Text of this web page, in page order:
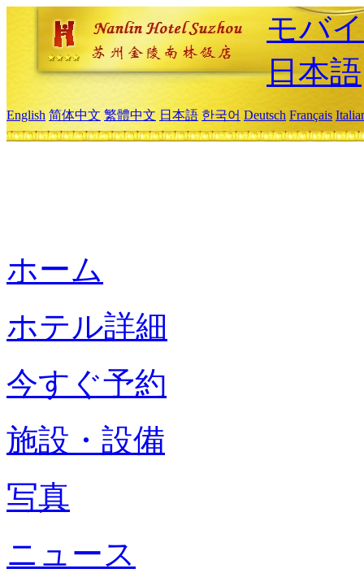
モバ
日本語
English 简体中文 繁體中文 日本語 한국어 Deutsch Français
ホーム
ホテル詳細
今すぐ予約
施設・設備
写真
ニュース